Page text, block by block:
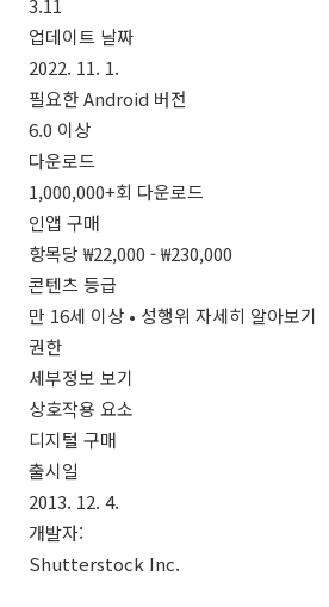
3.11
업데이트 날짜
2022. 11. 1.
필요한 Android 버전
6.0 이상
다운로드
1,000,000+회 다운로드
인앱 구매
항목당 ₩22,000 - ₩230,000
콘텐츠 등급
만 16세 이상 • 성행위 자세히 알아보기
권한
세부정보 보기
상호작용 요소
디지털 구매
출시일
2013. 12. 4.
개발자:
Shutterstock Inc.